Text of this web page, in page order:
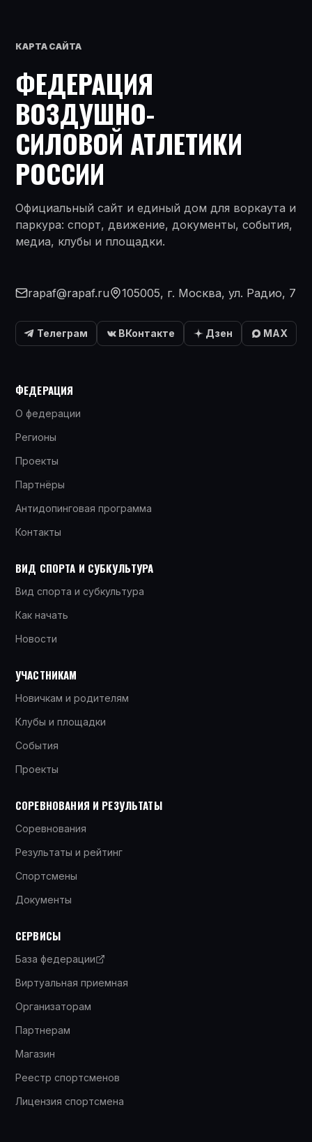
КАРТА САЙТА
ФЕДЕРАЦИЯ
ВОЗДУШНО-
СИЛОВОЙ АТЛЕТИКИ
РОССИИ
Официальный сайт и единый дом для воркаута и
паркура: спорт, движение, документы, события,
медиа, клубы и площадки.
rapaf@rapaf.ru 105005, г. Москва, ул. Радио, 7
Телеграм ВКонтакте Дзен MAX
ФЕДЕРАЦИЯ
О федерации
Регионы
Проекты
Партнёры
Антидопинговая программа
Контакты
ВИД СПОРТА И СУБКУЛЬТУРА
Вид спорта и субкультура
Как начать
Новости
УЧАСТНИКАМ
Новичкам и родителям
Клубы и площадки
События
Проекты
СОРЕВНОВАНИЯ И РЕЗУЛЬТАТЫ
Соревнования
Результаты и рейтинг
Спортсмены
Документы
СЕРВИСЫ
База федерации
Виртуальная приемная
Организаторам
Партнерам
Магазин
Реестр спортсменов
Лицензия спортсмена